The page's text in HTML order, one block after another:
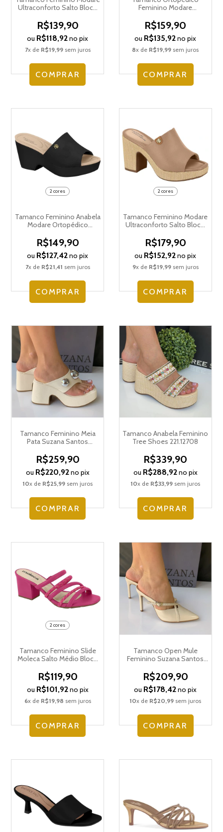
Ultraconforto Salto Bloco
R$139,90
ou R$118,92no pix
7x de R$19,99sem juros
COMPRAR
Feminino Modare
7215.102.29292
R$159,90
ou R$135,92no pix
8x de R$19,99 sem juros
COMPRAR
2 cores
Tamanco Feminino Anabela
Modare Ortopédico
R$149,90
ou R$127,42no pix
7x de R$21,41 sem juros
COMPRAR
2 cores
Tamanco Feminino Modare
Ultraconforto Salto Bloco
R$179,90
ou R$152,92no pix
9x de R$19,99sem juros
COMPRAR
Tamanco Feminino Meia
Pata Suzana Santos
R$259,90
ou R$220,92no pix
10x de R$25,99 sem juros
COMPRAR
Tamanco Anabela Feminino
Tree Shoes 221.12708
R$339,90
ou R$288,92no pix
10x de R$33,99 sem juros
COMPRAR
2 cores
Tamanco Feminino Slide
Moleca Salto Médio Bloco
R$119,90
ou R$101,92no pix
6x de R$19,98 sem juros
COMPRAR
Tamanco Open Mule
Feminino Suzana Santos
R$209,90
ou R$178,42no pix
10x de R$20,99 sem juros
COMPRAR